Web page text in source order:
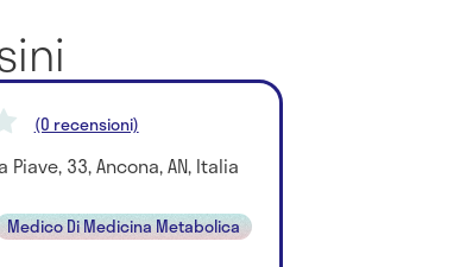
(0 recensioni)
Piave, 33, Ancona, AN, Italia
Medico Di Medicina Metabolica